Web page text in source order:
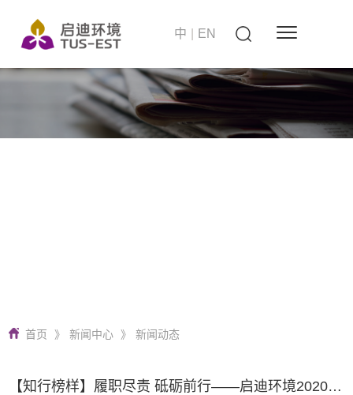
中 EN
首页 》 新闻中心 》 新闻动态
【知行榜样】履职尽责 砥砺前行——启迪环境2020年度优秀项目经理魏忠国